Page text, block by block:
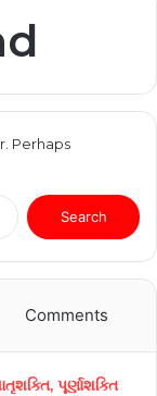
Perhaps
Search
for:
Comments
પૂર્ણાશક્તિ